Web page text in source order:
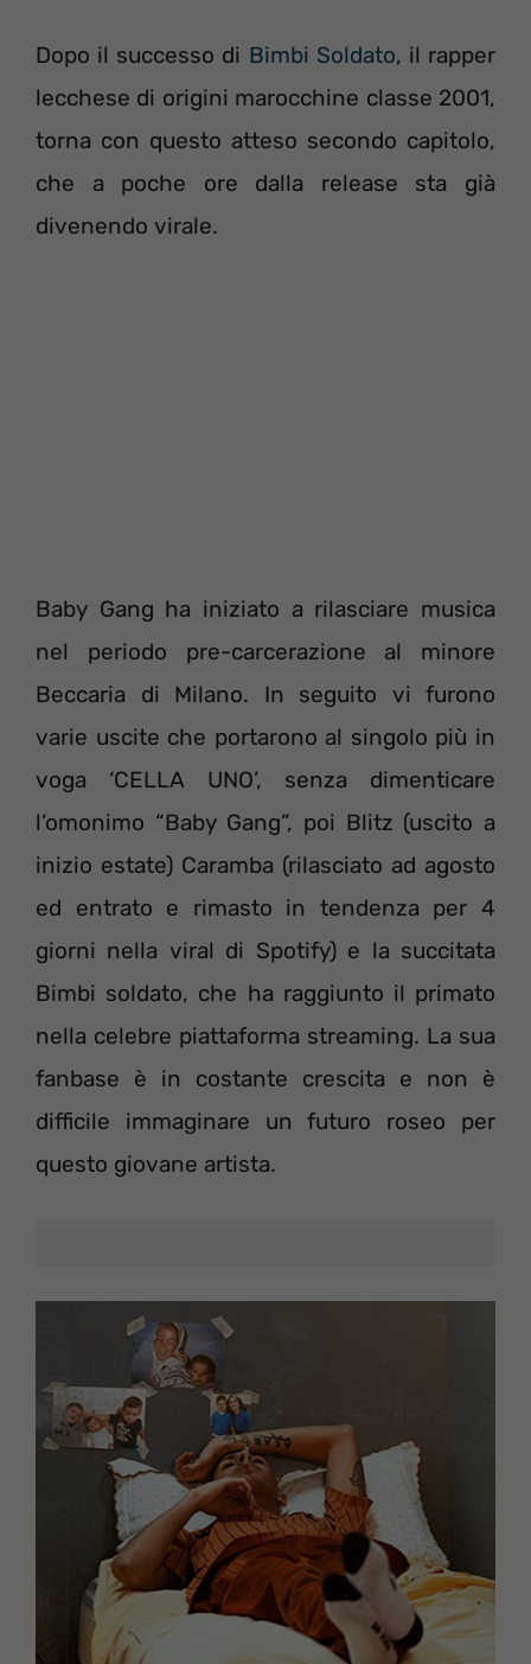
Dopo il successo di Bimbi Soldato, il rapper
lecchese di origini marocchine classe 2001,
torna con questo atteso secondo capitolo,
che a poche ore dalla release sta già
divenendo virale.
Baby Gang ha iniziato a rilasciare musica
nel periodo pre-carcerazione al minore
Beccaria di Milano. In seguito vi furono
varie uscite che portarono al singolo più in
voga ‘CELLA UNO’, senza dimenticare
l’omonimo “Baby Gang”, poi Blitz (uscito a
inizio estate) Caramba (rilasciato ad agosto
ed entrato e rimasto in tendenza per 4
giorni nella viral di Spotify) e la succitata
Bimbi soldato, che ha raggiunto il primato
nella celebre piattaforma streaming. La sua
fanbase è in costante crescita e non è
difficile immaginare un futuro roseo per
questo giovane artista.